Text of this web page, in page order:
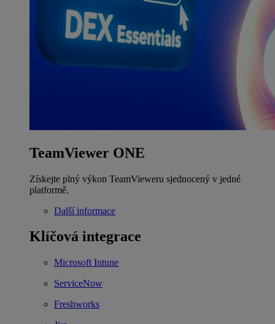
TeamViewer ONE
Získejte plný výkon TeamVieweru sjednocený v jedné
platformě.
Další informace
Klíčová integrace
Microsoft Intune
ServiceNow
Freshworks